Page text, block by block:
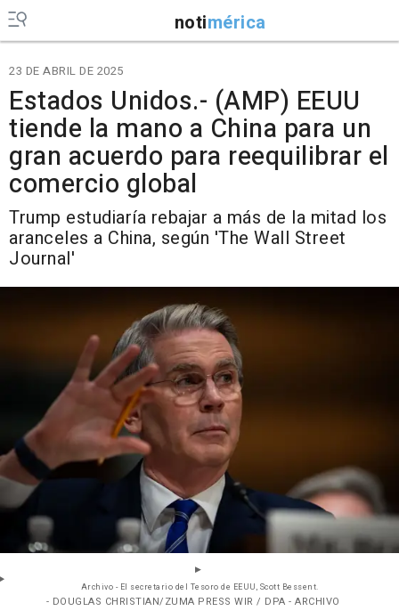
notimérica
23 DE ABRIL DE 2025
Estados Unidos.- (AMP) EEUU
tiende la mano a China para un
gran acuerdo para reequilibrar el
comercio global
Trump estudiaría rebajar a más de la mitad los
aranceles a China, según 'The Wall Street
Journal'
Archivo - El secretario del Tesoro de EEUU, Scott Bessent.
- DOUGLAS CHRISTIAN/ZUMA PRESS WIR / DPA - ARCHIVO